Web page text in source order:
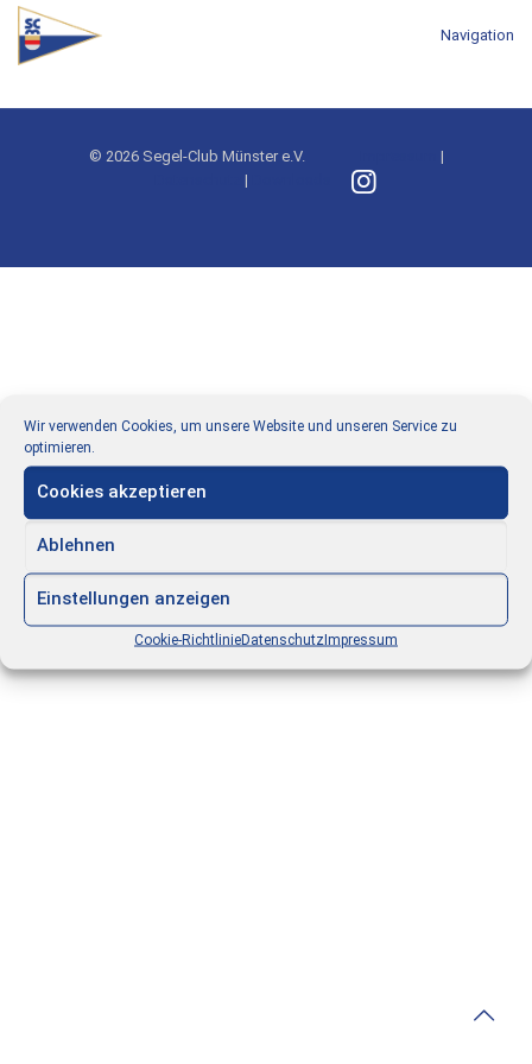
Wir verwenden Cookies, um unsere Website und unseren Service zu
optimieren.
Cookies akzeptieren
Ablehnen
Einstellungen anzeigen
Cookie-RichtlinieDatenschutzImpressum
Navigation
© 2026 Segel-Club Münster e.V.
|
|